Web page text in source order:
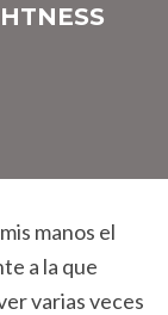
manos el
a la que
varias veces